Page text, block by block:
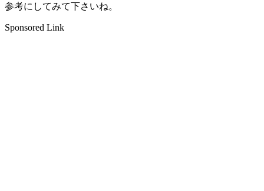
参考にしてみて下さいね。
Sponsored Link